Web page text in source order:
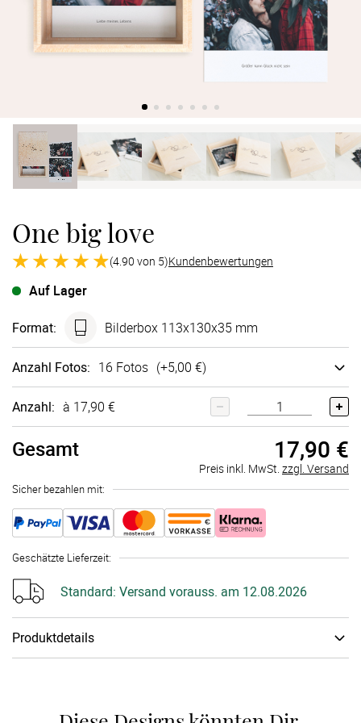
One big love
(4.90 von 5)Kundenbewertungen
Auf Lager
Format: Bilderbox 113x130x35 mm
Anzahl Fotos: 16 Fotos (+5,00 €)
Anzahl: à 17,90 €
Gesamt 17,90 €
Preis inkl. MwSt. zzgl. Versand
Sicher bezahlen mit:
Geschätzte Lieferzeit:
Standard: Versand vorauss. am 12.08.2026
Produktdetails
naturbelassenem Birkenholz sind 11,3x13x3,5 cm groß und